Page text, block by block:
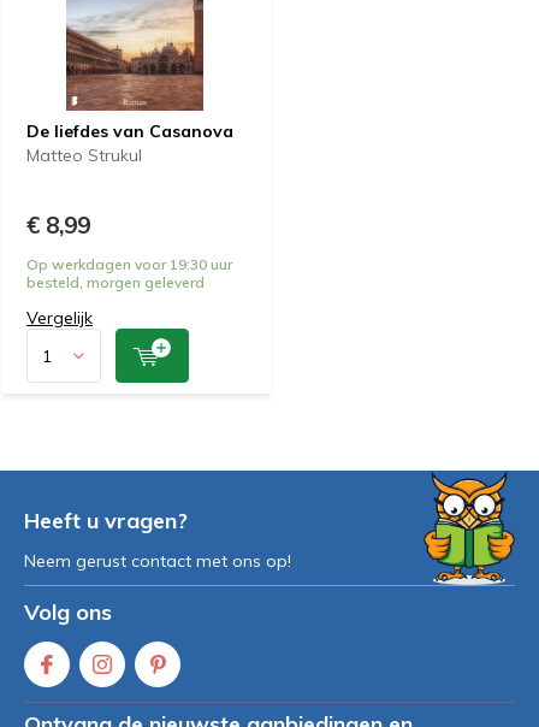
De liefdes van Casanova
Matteo Strukul
€ 8,99
Op werkdagen voor 19:30 uur
besteld, morgen geleverd
Vergelijk
Heeft u vragen?
Neem gerust contact met ons op!
Volg ons